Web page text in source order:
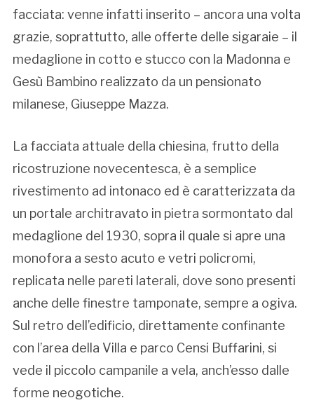
facciata: venne infatti inserito – ancora una volta
grazie, soprattutto, alle offerte delle sigaraie – il
medaglione in cotto e stucco con la Madonna e
Gesù Bambino realizzato da un pensionato
milanese, Giuseppe Mazza.
La facciata attuale della chiesina, frutto della
ricostruzione novecentesca, è a semplice
rivestimento ad intonaco ed è caratterizzata da
un portale architravato in pietra sormontato dal
medaglione del 1930, sopra il quale si apre una
monofora a sesto acuto e vetri policromi,
replicata nelle pareti laterali, dove sono presenti
anche delle finestre tamponate, sempre a ogiva.
Sul retro dell’edificio, direttamente confinante
con l’area della Villa e parco Censi Buffarini, si
vede il piccolo campanile a vela, anch’esso dalle
forme neogotiche.